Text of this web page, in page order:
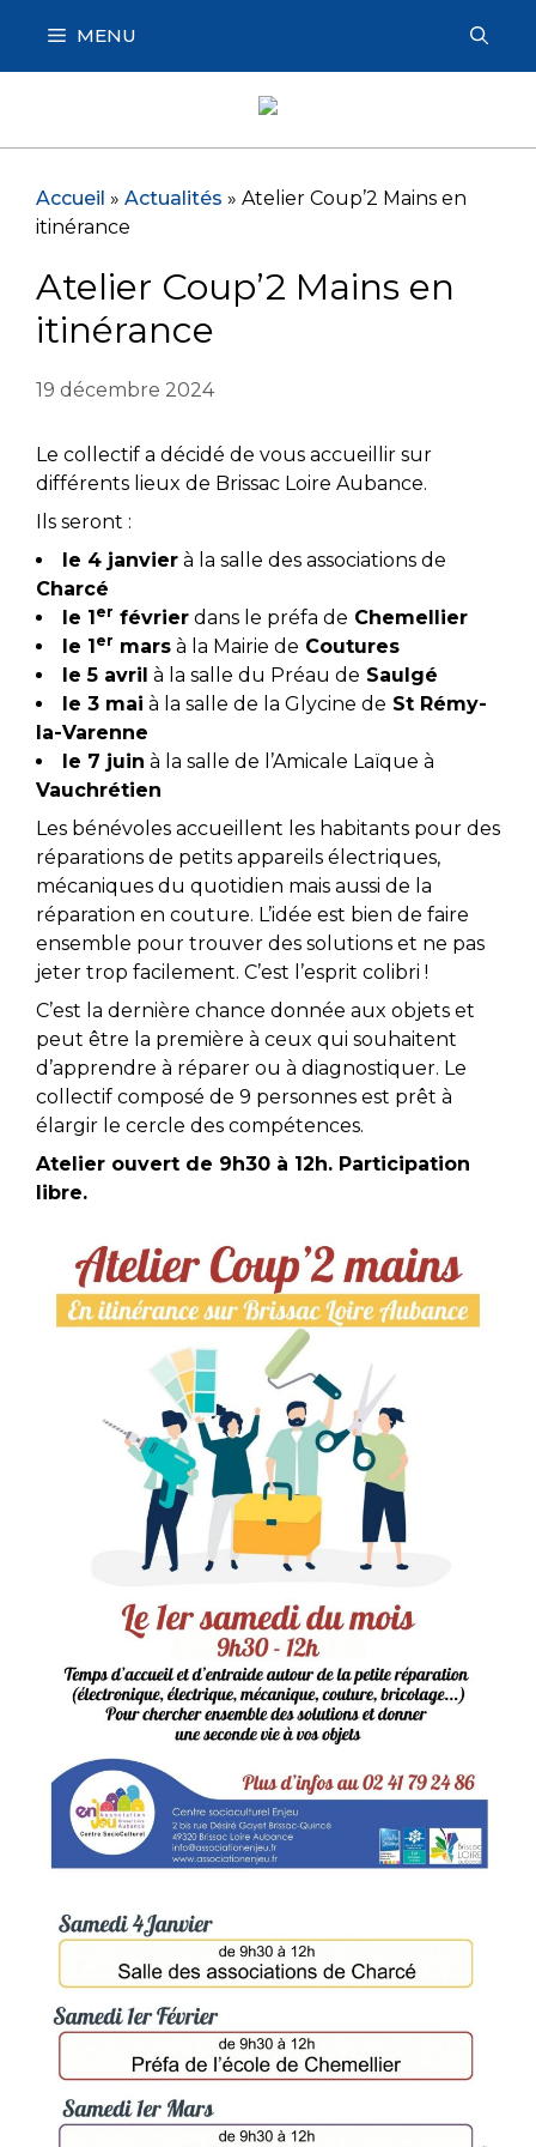
contenu
MENU
Accueil » Actualités » Atelier Coup’2 Mains en
itinérance
Atelier Coup’2 Mains en
itinérance
19 décembre 2024
Le collectif a décidé de vous accueillir sur
différents lieux de Brissac Loire Aubance.
Ils seront :
le 4 janvier à la salle des associations de
Charcé
le 1er février dans le préfa de Chemellier
le 1er mars à la Mairie de Coutures
le 5 avril à la salle du Préau de Saulgé
le 3 mai à la salle de la Glycine de St Rémy-
la-Varenne
le 7 juin à la salle de l’Amicale Laïque à
Vauchrétien
Les bénévoles accueillent les habitants pour des
réparations de petits appareils électriques,
mécaniques du quotidien mais aussi de la
réparation en couture. L’idée est bien de faire
ensemble pour trouver des solutions et ne pas
jeter trop facilement. C’est l’esprit colibri !
C’est la dernière chance donnée aux objets et
peut être la première à ceux qui souhaitent
d’apprendre à réparer ou à diagnostiquer. Le
collectif composé de 9 personnes est prêt à
élargir le cercle des compétences.
Atelier ouvert de 9h30 à 12h. Participation
libre.